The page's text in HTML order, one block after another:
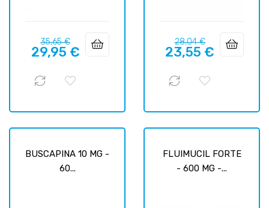
Prix
habituel
35,65 €Prix
29,95 €
Prix
habituel
28,04 €Prix
23,55 €
BUSCAPINA 10 MG -
60...
FLUIMUCIL FORTE
- 600 MG -...